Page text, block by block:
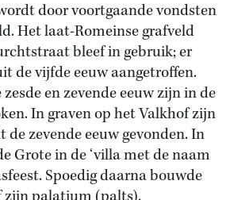
door voortgaande vondsten
Het laat-Romeinse grafveld
bleef in gebruik; er
de vijfde eeuw aangetroffen.
en zevende eeuw zijn in de
In graven op het Valkhof zijn
de zevende eeuw gevonden. In
Grote in de ‘villa met de naam
Spoedig daarna bouwde